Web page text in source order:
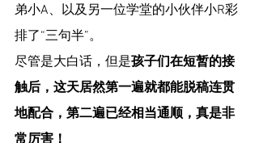
弟小A、以及另一位学堂的小伙伴小R彩
排了“三句半”。
尽管是大白话，但是孩子们在短暂的接
触后，这天居然第一遍就都能脱稿连贯
地配合，第二遍已经相当通顺，真是非
常厉害！